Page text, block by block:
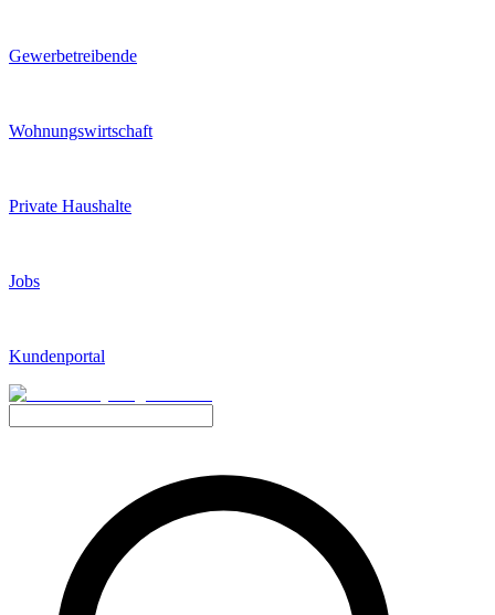
Gewerbetreibende
Wohnungswirtschaft
Private Haushalte
Jobs
Kundenportal